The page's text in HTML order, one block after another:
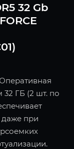
32 Gb
32 ГБ (2 шт. по
даже при